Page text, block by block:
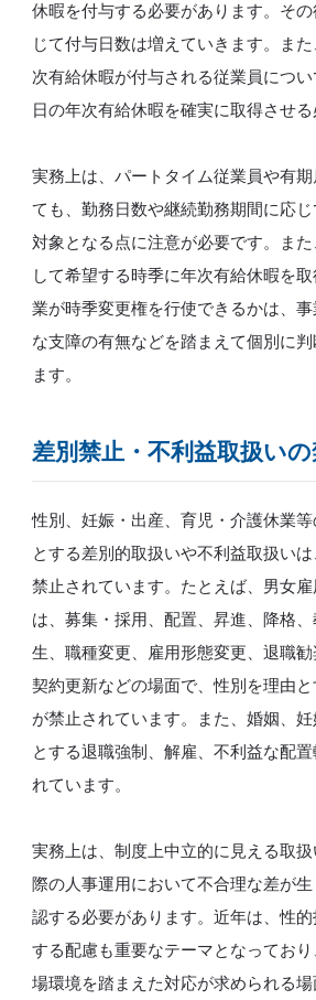
休暇を付与する必要があります。そ
じて付与日数は増えていきます。ま
次有給休暇が付与される従業員につ
日の年次有給休暇を確実に取得させる
実務上は、パートタイム従業員や有
ても、勤務日数や継続勤務期間に応
対象となる点に注意が必要です。ま
して希望する時季に年次有給休暇を
業が時季変更権を行使できるかは、
な支障の有無などを踏まえて個別に
ます。
差別禁止・不利益取扱い
性別、妊娠・出産、育児・介護休業
とする差別的取扱いや不利益取扱い
禁止されています。たとえば、男女
は、募集・採用、配置、昇進、降格
生、職種変更、雇用形態変更、退職勧
契約更新などの場面で、性別を理由
が禁止されています。また、婚姻、
とする退職強制、解雇、不利益な配
れています。
実務上は、制度上中立的に見える取
際の人事運用において不合理な差が
認する必要があります。近年は、性
する配慮も重要なテーマとなってお
場環境を踏まえた対応が求められる場